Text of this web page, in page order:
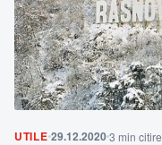
UTILE 29.12.20203 min citire